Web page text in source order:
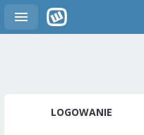
LOGOWANIE